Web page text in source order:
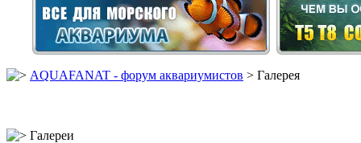
AQUAFANAT - форум аквариумистов > Галерея
Галереи